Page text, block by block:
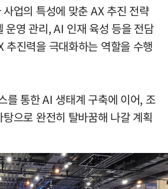
업의 특성에 맞춘 AX 추진 전략
운영 관리, AI 인재 육성 등을 전담
추진력을 극대화하는 역할을 수행
를 통한 AI 생태계 구축에 이어, 조
으로 완전히 탈바꿈해 나갈 계획